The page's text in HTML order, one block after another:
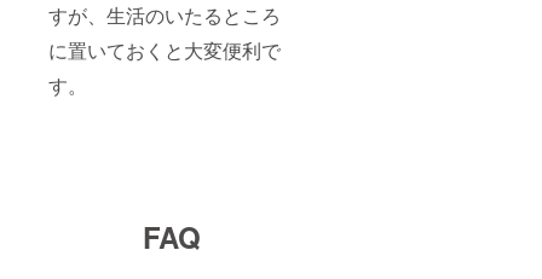
すが、生活のいたるところ
に置いておくと大変便利で
す。
FAQ